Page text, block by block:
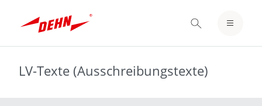
content
EINLOGGEN / REGISTRIEREN
LV-Texte (Ausschreibungstexte)